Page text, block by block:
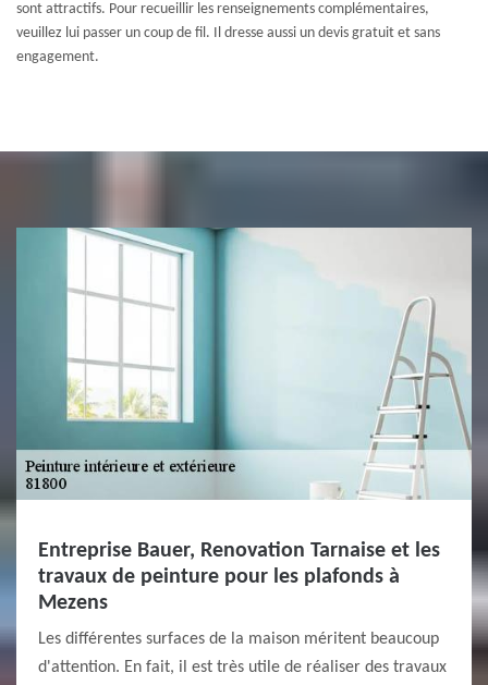
sont attractifs. Pour recueillir les renseignements complémentaires,
veuillez lui passer un coup de fil. Il dresse aussi un devis gratuit et sans
engagement.
Entreprise Bauer, Renovation Tarnaise et les
travaux de peinture pour les plafonds à
Mezens
Les différentes surfaces de la maison méritent beaucoup
d'attention. En fait, il est très utile de réaliser des travaux